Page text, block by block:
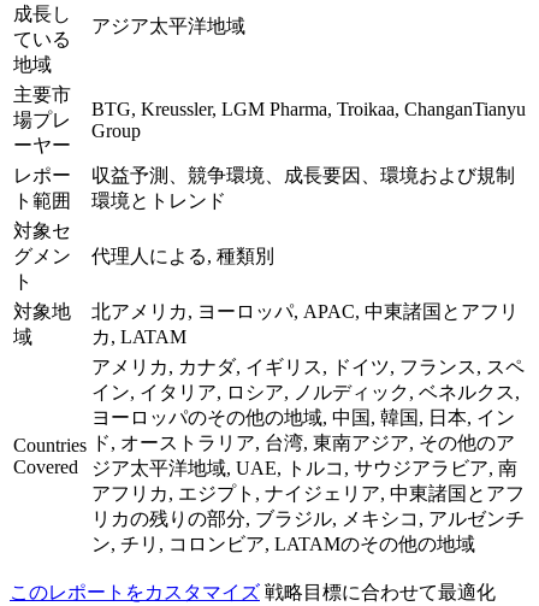
成長し
ている
地域
アジア太平洋地域
主要市
場プレ
ーヤー
BTG, Kreussler, LGM Pharma, Troikaa, ChanganTianyu
Group
レポー
ト範囲
収益予測、競争環境、成長要因、環境および規制
環境とトレンド
対象セ
グメン
ト
代理人による, 種類別
対象地
域
北アメリカ, ヨーロッパ, APAC, 中東諸国とアフリ
カ, LATAM
Countries
Covered
アメリカ, カナダ, イギリス, ドイツ, フランス, スペ
イン, イタリア, ロシア, ノルディック, ベネルクス,
ヨーロッパのその他の地域, 中国, 韓国, 日本, イン
ド, オーストラリア, 台湾, 東南アジア, その他のア
ジア太平洋地域, UAE, トルコ, サウジアラビア, 南
アフリカ, エジプト, ナイジェリア, 中東諸国とアフ
リカの残りの部分, ブラジル, メキシコ, アルゼンチ
ン, チリ, コロンビア, LATAMのその他の地域
このレポートをカスタマイズ 戦略目標に合わせて最適化